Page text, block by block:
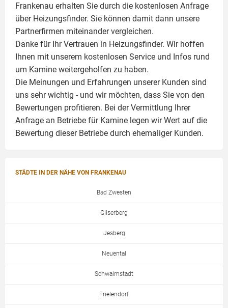
Frankenau erhalten Sie durch die kostenlosen Anfrage
über Heizungsfinder. Sie können damit dann unsere
Partnerfirmen miteinander vergleichen.
Danke für Ihr Vertrauen in Heizungsfinder. Wir hoffen
Ihnen mit unserem kostenlosen Service und Infos rund
um Kamine weitergeholfen zu haben.
Die Meinungen und Erfahrungen unserer Kunden sind
uns sehr wichtig - und wir möchten, dass Sie von den
Bewertungen profitieren. Bei der Vermittlung Ihrer
Anfrage an Betriebe für Kamine legen wir Wert auf die
Bewertung dieser Betriebe durch ehemaliger Kunden.
STÄDTE IN DER NÄHE VON FRANKENAU
Bad Zwesten
Gilserberg
Jesberg
Neuental
Schwalmstadt
Frielendorf